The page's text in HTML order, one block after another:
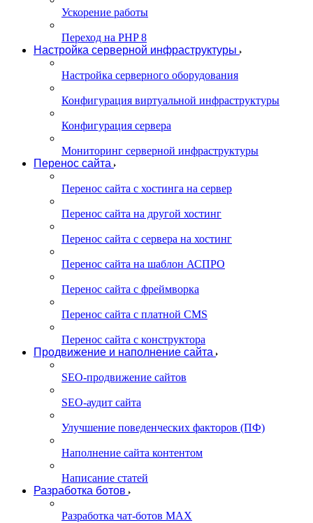
Ускорение работы
Переход на PHP 8
Настройка серверной инфраструктуры
Настройка серверного оборудования
Конфигурация виртуальной инфраструктуры
Конфигурация сервера
Мониторинг серверной инфраструктуры
Перенос сайта
Перенос сайта с хостинга на сервер
Перенос сайта на другой хостинг
Перенос сайта с сервера на хостинг
Перенос сайта на шаблон АСПРО
Перенос сайта с фреймворка
Перенос сайта с платной CMS
Перенос сайта с конструктора
Продвижение и наполнение сайта
SEO-продвижение сайтов
SEO-аудит сайта
Улучшение поведенческих факторов (ПФ)
Наполнение сайта контентом
Написание статей
Разработка ботов
Разработка чат-ботов MAX